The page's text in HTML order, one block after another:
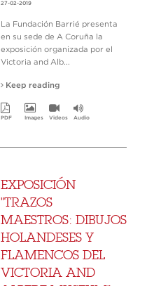
27-02-2019
La Fundación Barrié presenta
en su sede de A Coruña la
exposición organizada por el
Victoria and Alb...
Keep reading
PDF Images Videos Audio
EXPOSICIÓN
"TRAZOS
MAESTROS: DIBUJOS
HOLANDESES Y
FLAMENCOS DEL
VICTORIA AND